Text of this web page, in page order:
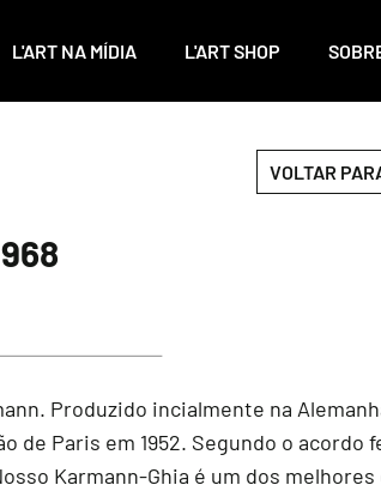
L'ART NA MÍDIA L'ART SHOP
VOLTAR
Produzido incialmente na
Paris em 1952. Segundo o acordo
Karmann-Ghia é um dos